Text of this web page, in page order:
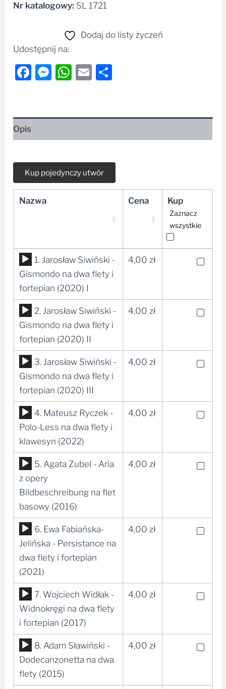
Alternative:
Nr katalogowy: SL 1721
Dodaj do listy życzeń
Udostępnij na:
Facebook
Messenger
WhatsApp
Email
Opis
Nazwa Cena Kup
Zaznacz
wszystkie
Odtwarzacz
plików
dźwiękowych
1. Jarosław Siwiński -
Gismondo na dwa flety i
fortepian (2020) I
4,00 zł
Odtwarzacz
plików
dźwiękowych
2. Jarosław Siwiński -
Gismondo na dwa flety i
fortepian (2020) II
4,00 zł
Odtwarzacz
plików
dźwiękowych
3. Jarosław Siwiński -
Gismondo na dwa flety i
fortepian (2020) III
4,00 zł
Odtwarzacz
plików
dźwiękowych
4. Mateusz Ryczek -
Polo-Less na dwa flety i
klawesyn (2022)
4,00 zł
Odtwarzacz
plików
dźwiękowych
5. Agata Zubel - Aria
z opery
Bildbeschreibung na flet
basowy (2016)
4,00 zł
Odtwarzacz
plików
dźwiękowych
6. Ewa Fabiańska-
Jelińska - Persistance na
dwa flety i fortepian
(2021)
4,00 zł
Odtwarzacz
plików
dźwiękowych
7. Wojciech Widłak -
Widnokręgi na dwa flety
i fortepian (2017)
4,00 zł
Odtwarzacz
plików
dźwiękowych
8. Adam Sławiński -
Dodecanzonetta na dwa
flety (2015)
4,00 zł